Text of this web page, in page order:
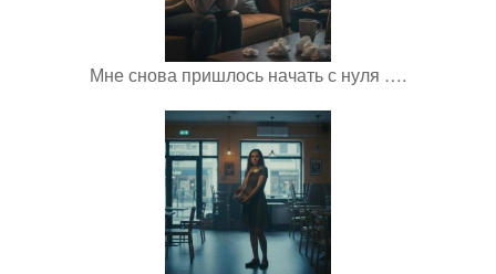
Мне снова пришлось начать с нуля ….